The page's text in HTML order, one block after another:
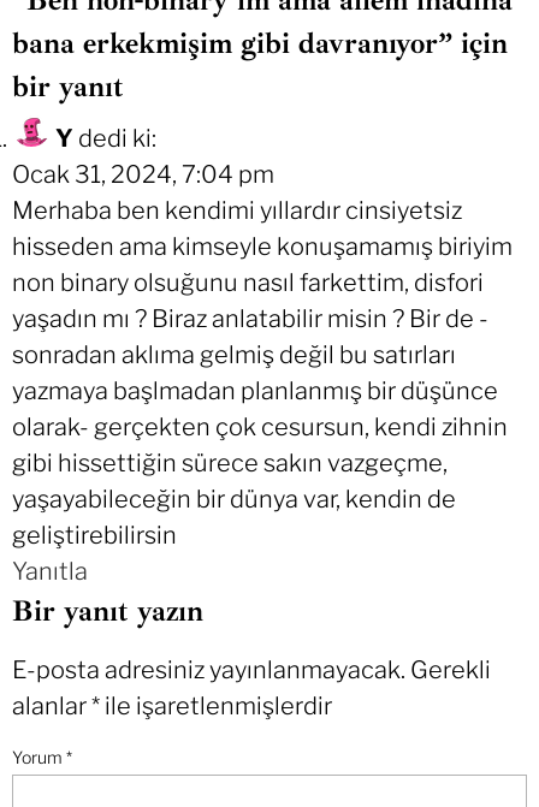
bana erkekmişim gibi davranıyor” için
bir yanıt
Y dedi ki:
Ocak 31, 2024, 7:04 pm
Merhaba ben kendimi yıllardır cinsiyetsiz
hisseden ama kimseyle konuşamamış biriyim
non binary olsuğunu nasıl farkettim, disfori
yaşadın mı ? Biraz anlatabilir misin ? Bir de -
sonradan aklıma gelmiş değil bu satırları
yazmaya başlmadan planlanmış bir düşünce
olarak- gerçekten çok cesursun, kendi zihnin
gibi hissettiğin sürece sakın vazgeçme,
yaşayabileceğin bir dünya var, kendin de
geliştirebilirsin
Yanıtla
Bir yanıt yazın
E-posta adresiniz yayınlanmayacak. Gerekli
alanlar* ile işaretlenmişlerdir
Yorum *